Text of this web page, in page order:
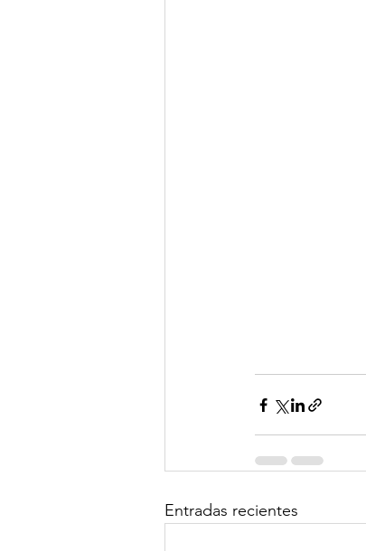
Entradas recientes